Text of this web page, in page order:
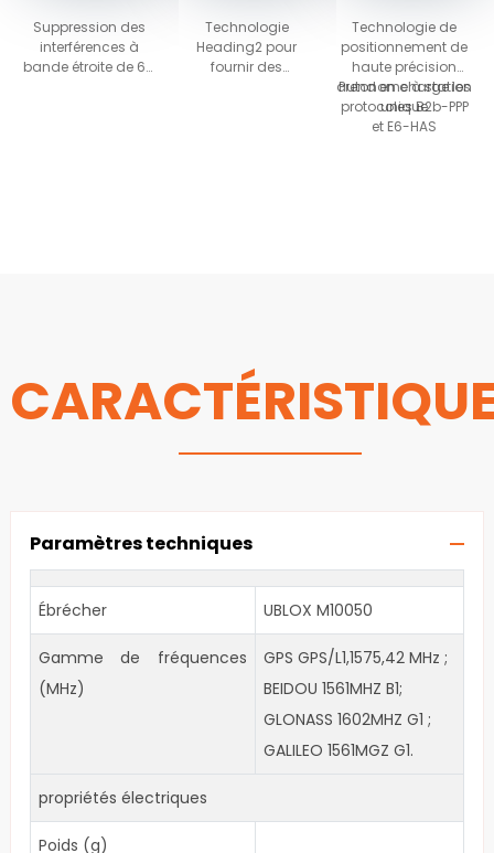
Suppression des
interférences à
bande étroite de 60
Technologie
Heading2 pour
fournir des
Technologie de
positionnement de
haute précision
autonome à station
unique
Prend en charge les
protocoles B2b-PPP
et E6-HAS
Paramètres techniques
Ébrécher UBLOX M10050
Gamme de fréquences
(MHz)
GPS GPS/L1,1575,42 MHz ;
BEIDOU 1561MHZ B1;
GLONASS 1602MHZ G1 ;
GALILEO 1561MGZ G1.
propriétés électriques
Poids (g)